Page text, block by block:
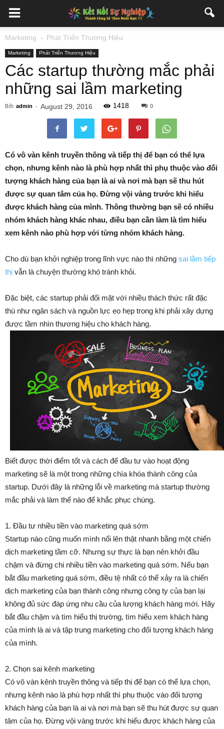
Marketing Phát Triển Thương Hiệu
Marketing Phát Triển Thương Hiệu
Các startup thường mắc phải
những sai lầm marketing
Bởi admin - August 29, 2016 1418 0
Có vô vàn kênh truyền thông và tiếp thị để bạn có thể lựa
chọn, nhưng kênh nào là phù hợp nhất thì phụ thuộc vào đối
tượng khách hàng của bạn là ai và nơi mà bạn sẽ thu hút
được sự quan tâm của họ. Đừng vội vàng trước khi hiểu
được khách hàng của mình. Thông thường bạn sẽ có nhiều
nhóm khách hàng khác nhau, điều bạn cần làm là tìm hiểu
xem kênh nào phù hợp với từng nhóm khách hàng.
Cho dù bạn khởi nghiệp trong lĩnh vực nào thì những sai lầm tiếp
thị vẫn là chuyện thường khó tránh khỏi.
Đặc biệt, các startup phải đối mặt với nhiều thách thức rất đặc
thù như ngân sách và nguồn lực eo hẹp trong khi phải xây dựng
được tầm nhìn thương hiệu cho khách hàng.
Biết được thời điểm tốt và cách để đầu tư vào hoạt động
marketing sẽ là một trong những chìa khóa thành công của
startup. Dưới đây là những lỗi về marketing mà startup thường
mắc phải và làm thế nào để khắc phục chúng.
1. Đầu tư nhiều tiền vào marketing quá sớm
Startup nào cũng muốn mình nổi lên thật nhanh bằng một chiến
dịch marketing tầm cỡ. Nhưng sự thực là bạn nên khởi đầu
chậm và đừng chi nhiều tiền vào marketing quá sớm. Nếu bạn
bắt đầu marketing quá sớm, điều tệ nhất có thể xảy ra là chiến
dịch marketing của bạn thành công nhưng công ty của bạn lại
không đủ sức đáp ứng nhu cầu của lượng khách hàng mới. Hãy
bắt đầu chậm và tìm hiểu thị trường, tìm hiểu xem khách hàng
của mình là ai và tập trung marketing cho đối tượng khách hàng
của mình.
2. Chọn sai kênh marketing
Có vô vàn kênh truyền thông và tiếp thị để bạn có thể lựa chọn,
nhưng kênh nào là phù hợp nhất thì phụ thuộc vào đối tượng
khách hàng của bạn là ai và nơi mà bạn sẽ thu hút được sự quan
tâm của họ. Đừng vội vàng trước khi hiểu được khách hàng của